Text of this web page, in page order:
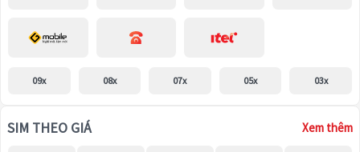
09x 08x 07x 05x 03x
SIM THEO GIÁ Xem thêm